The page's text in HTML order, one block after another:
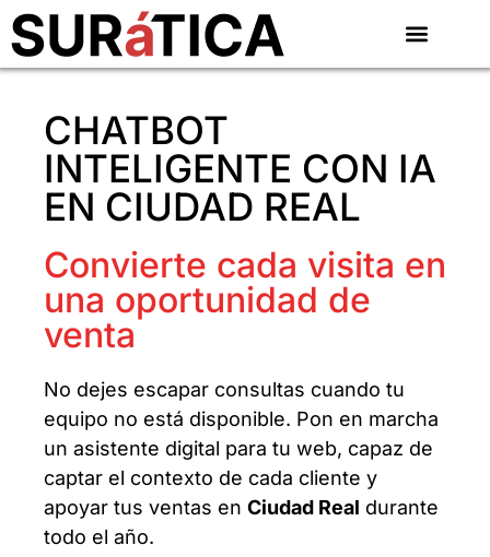
CHATBOT
INTELIGENTE CON IA
EN CIUDAD REAL
Convierte cada visita en
una oportunidad de
venta
No dejes escapar consultas cuando tu
equipo no está disponible. Pon en marcha
un asistente digital para tu web, capaz de
captar el contexto de cada cliente y
apoyar tus ventas en Ciudad Real durante
todo el año.